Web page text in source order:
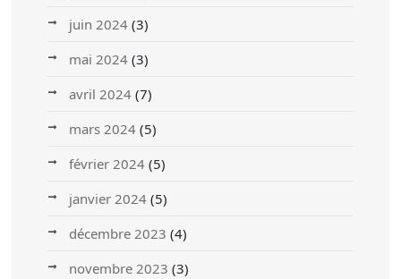
juin 2024 (3)
mai 2024 (3)
avril 2024 (7)
mars 2024 (5)
février 2024 (5)
janvier 2024 (5)
décembre 2023 (4)
novembre 2023 (3)